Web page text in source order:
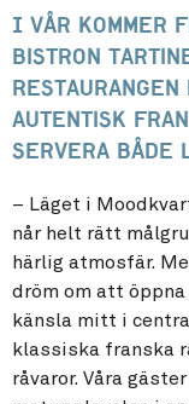
I vår
bistron
Restaurangen
autentisk
servera både
– Läget i
når helt rätt
härlig atmosfär.
dröm om att
känsla mitt i
klassiska franska
råvaror. Våra